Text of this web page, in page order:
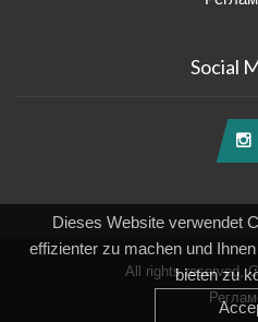
Dieses Website verwendet
effizienter zu machen und
bieten zu
Social
All rights reserved,